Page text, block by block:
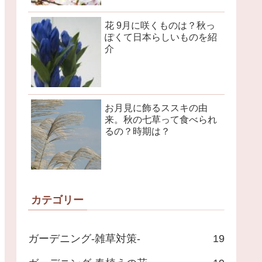
花 9月に咲くものは？秋っ
ぽくて日本らしいものを紹
介
お月見に飾るススキの由
来。秋の七草って食べられ
るの？時期は？
カテゴリー
ガーデニング-雑草対策- 19